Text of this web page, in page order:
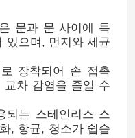
문과 문 사이에 특
있으며, 먼지와 세균
장착되어 손 접촉
차 감염을 줄일 수
되는 스테인리스 스
, 항균, 청소가 쉽습